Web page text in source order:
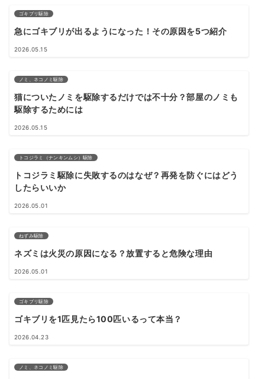
ゴキブリ駆除
急にゴキブリが出るようになった！その原因を5つ紹介
2026.05.15
ノミ、ネコノミ駆除
猫についたノミを駆除するだけでは不十分？部屋のノミも
駆除するためには
2026.05.15
トコジラミ（ナンキンムシ）駆除
トコジラミ駆除に失敗するのはなぜ？再発を防ぐにはどう
したらいいか
2026.05.01
ねずみ駆除
ネズミは火災の原因になる？放置すると危険な理由
2026.05.01
ゴキブリ駆除
ゴキブリを1匹見たら100匹いるって本当？
2026.04.23
ノミ、ネコノミ駆除